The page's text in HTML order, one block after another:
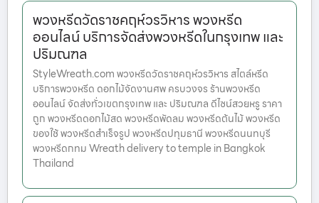
พวงหรีดวัดราชคฤห์วรวิหาร พวงหรีด
ออนไลน์ บริการจัดส่งพวงหรีดในกรุงเทพ และ
ปริมณฑล
StyleWreath.com พวงหรีดวัดราชคฤห์วรวิหาร สไตล์หรีด
บริการพวงหรีด ดอกไม้จัดงานศพ ครบวงจร ร้านพวงหรีด
ออนไลน์ จัดส่งทั่วเขตกรุงเทพ และ ปริมณฑล ดีไซน์สวยหรู ราคา
ถูก พวงหรีดดอกไม้สด พวงหรีดพัดลม พวงหรีดต้นไม้ พวงหรีด
ของใช้ พวงหรีดสำเร็จรูป พวงหรีดปทุมธานี พวงหรีดนนทบุรี
พวงหรีดกทม Wreath delivery to temple in Bangkok
Thailand